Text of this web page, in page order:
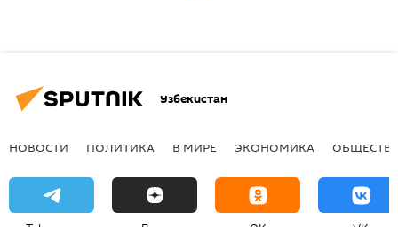
Узбекистан
НОВОСТИ ПОЛИТИКА В МИРЕ ЭКОНОМИКА